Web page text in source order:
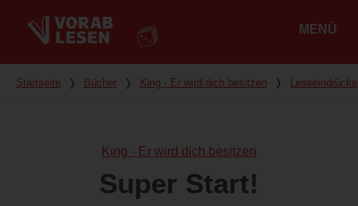
MENÜ
Du bist hier
Startseite ❭ Bücher ❭ King - Er wird dich besitzen ❭ Leseeindrücke
King - Er wird dich besitzen
Super Start!